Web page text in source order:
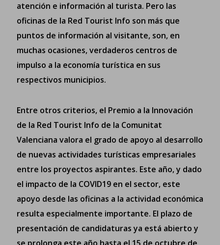
atención e información al turista. Pero las
oficinas de la Red Tourist Info son más que
puntos de información al visitante, son, en
muchas ocasiones, verdaderos centros de
impulso a la economía turística en sus
respectivos municipios.
Entre otros criterios, el Premio a la Innovación
de la Red Tourist Info de la Comunitat
Valenciana valora el grado de apoyo al desarrollo
de nuevas actividades turísticas empresariales
entre los proyectos aspirantes. Este año, y dado
el impacto de la COVID19 en el sector, este
apoyo desde las oficinas a la actividad económica
resulta especialmente importante. El plazo de
presentación de candidaturas ya está abierto y